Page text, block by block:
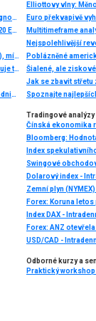
Makro: Míra nezaměstnanosti Německa v lednu po revizi stagnovala na 6,8pct
CTP: Deutsche Bank zvyšuje cílovou cenu akcií z 15 EUR na 20 EUR a doporučení z „hold“ na „buy“
Očekávané události: Devizové rezervy (ČR), HDP (eurozóna), míra nezaměstnanosti (USA)
Za 6%? Půjčte si přímo od lidí za lepší úrok než v bance! Funguje to!
Slovensko má v plánu odkoupit podíl ČEZu ve společném podniku JESS
Elliottovy vlny:
Euro překvapivě
Multitimeframe
Nejspolehlivější
Poblázněné
Šialené, ale
Jak se zbavit střetu
Spoznajte
Tradingové analýzy
Čínská ekonomika
Index
Swingové
Dolarový index -
Zemní plyn
Index DAX -
Forex: ANZ
USD/CAD -
Odborné kurzy a